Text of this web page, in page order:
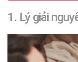
1. Lý giải